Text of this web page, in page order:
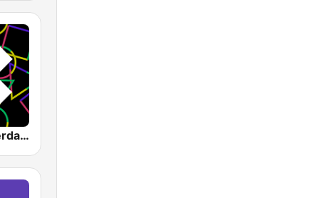
1.FM - Amsterdam Trance